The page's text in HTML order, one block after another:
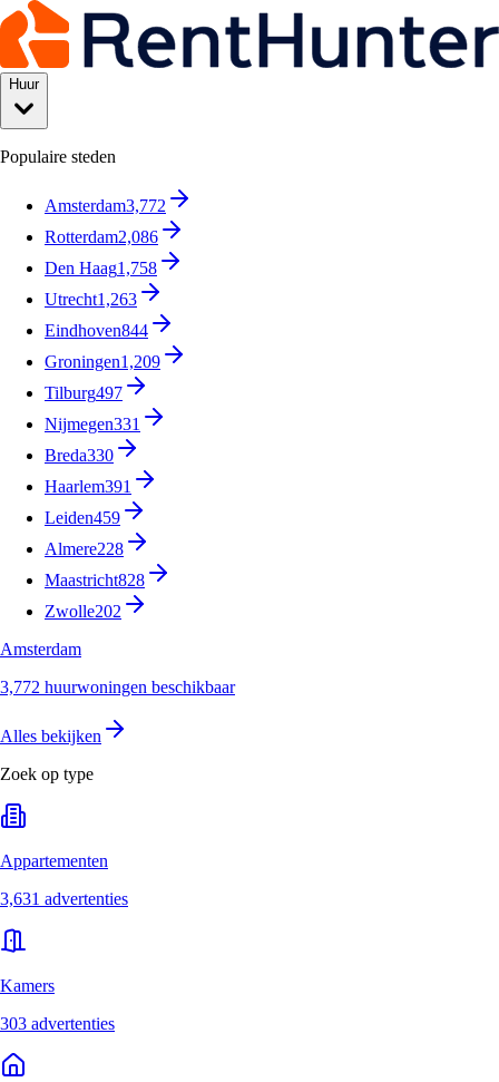
Huur
Populaire steden
Amsterdam3,772
Rotterdam2,086
Den Haag1,758
Utrecht1,263
Eindhoven844
Groningen1,209
Tilburg497
Nijmegen331
Breda330
Haarlem391
Leiden459
Almere228
Maastricht828
Zwolle202
Amsterdam
3,772 huurwoningen beschikbaar
Alles bekijken
Zoek op type
Appartementen
3,631 advertenties
Kamers
303 advertenties